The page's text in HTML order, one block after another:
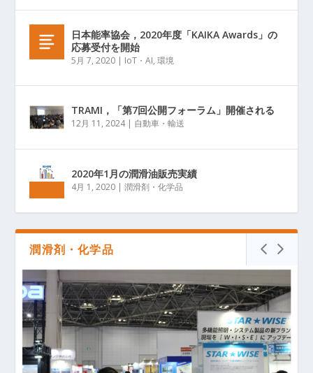
日本能率協会，2020年度「KAIKA Awards」の
応募受付を開始
5月 7, 2020 | IoT・AI,環境
TRAMI，「第7回公開フォーラム」開催される
12月 11, 2024| 自動車・輸送
2020年1月の潤滑油販売実績
4月 1, 2020 |潤滑剤・化学品
潤滑剤・化学品